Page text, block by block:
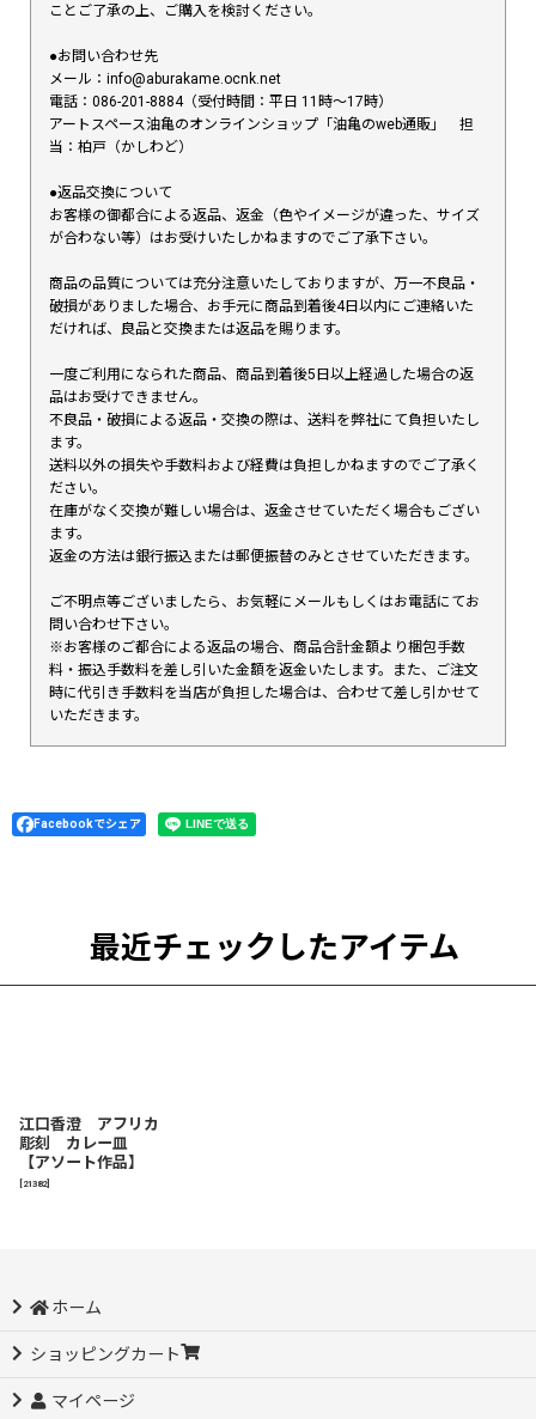
ことご了承の上、ご購入を検討ください。
●お問い合わせ先
メール：info@aburakame.ocnk.net
電話：086-201-8884（受付時間：平日 11時〜17時）
アートスペース油亀のオンラインショップ「油亀のweb通販」 担
当：柏戸（かしわど）
●返品交換について
お客様の御都合による返品、返金（色やイメージが違った、サイズ
が合わない等）はお受けいたしかねますのでご了承下さい。
商品の品質については充分注意いたしておりますが、万一不良品・
破損がありました場合、お手元に商品到着後4日以内にご連絡いた
だければ、良品と交換または返品を賜ります。
一度ご利用になられた商品、商品到着後5日以上経過した場合の返
品はお受けできません。
不良品・破損による返品・交換の際は、送料を弊社にて負担いたし
ます。
送料以外の損失や手数料および経費は負担しかねますのでご了承く
ださい。
在庫がなく交換が難しい場合は、返金させていただく場合もござい
ます。
返金の方法は銀行振込または郵便振替のみとさせていただきます。
ご不明点等ございましたら、お気軽にメールもしくはお電話にてお
問い合わせ下さい。
※お客様のご都合による返品の場合、商品合計金額より梱包手数
料・振込手数料を差し引いた金額を返金いたします。また、ご注文
時に代引き手数料を当店が負担した場合は、合わせて差し引かせて
いただきます。
Facebookでシェア
最近チェックしたアイテム
江口香澄 アフリカ
彫刻 カレー皿
【アソート作品】
21382]
ホーム
ショッピングカート
マイページ